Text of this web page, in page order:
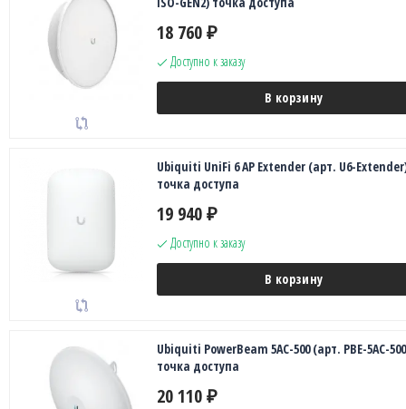
18 760 ₽
Доступно к заказу
В корзину
Ubiquiti UniFi 6 AP Extender (арт. U6-
точка доступа
19 940 ₽
Доступно к заказу
В корзину
Ubiquiti PowerBeam 5AC-500 (арт. PBE-5AC-
точка доступа
20 110 ₽